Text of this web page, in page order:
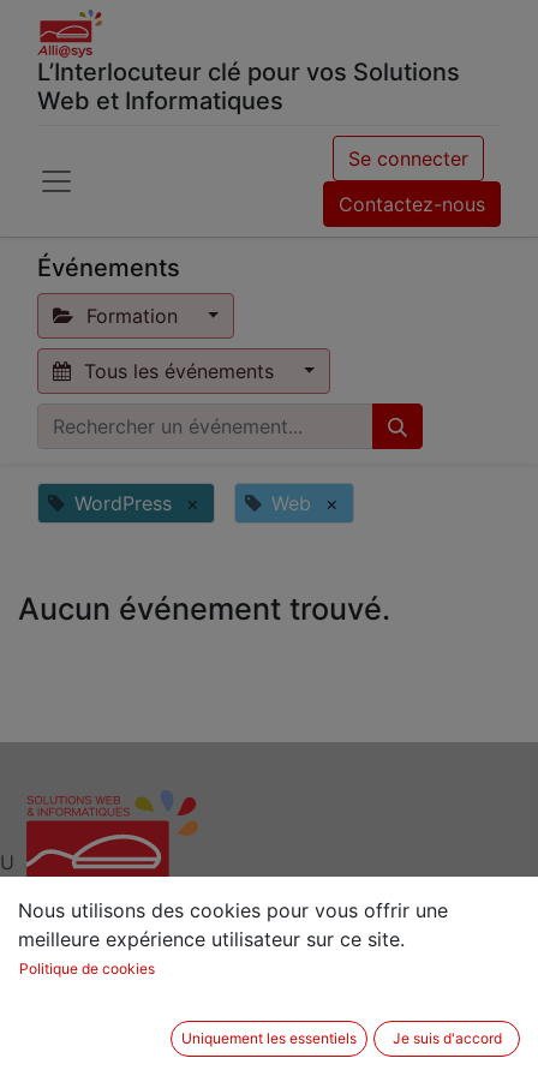
L’Interlocuteur clé pour vos Solutions
Web et Informatiques
Se connecter
Contactez-nous
Événements
Formation
Tous les événements
WordPress × Web ×
Aucun événement trouvé.
Interlocuteur clé pour vos Solutions Web et
Informatiques
2 rue de la Sénestrais
U
Nous utilisons des cookies pour vous offrir une
meilleure expérience utilisateur sur ce site.
Politique de cookies
Uniquement les essentiels Je suis d'accord